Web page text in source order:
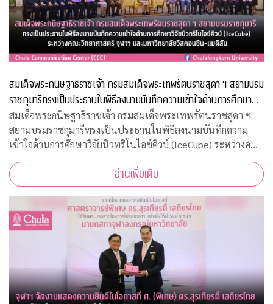
สมเด็จพระกนิษฐาธิราชเจ้า กรมสมเด็จพระเทพรัตนราชสุดา ฯ สยามบรม
ราชกุมารีทรงเป็นประธานในพิธีลงนามบันทึกความเข้าใจด้านการศึกษา
วิจัยนิวทริโนไอซ์คิวบ์ (IceCube) ระหว่างคณะวิทยาศาสตร์ จุฬาฯ และ
มหาวิทยาลัยวิสคอนซิน-แมดิสัน
สมเด็จพระกนิษฐาธิราชเจ้า กรมสมเด็จพระเทพรัตนราชสุดา ฯ
สยามบรมราชกุมารีทรงเป็นประธานในพิธีลงนามบันทึกความ
เข้าใจด้านการศึกษาวิจัยนิวทริโนไอซ์คิวบ์ (IceCube) ระหว่างคณะ
วิทยาศาสตร์ จุฬาฯ และมหาวิทยาลัยวิสคอนซิน-แมดิสัน
อ่านเพิ่มเติม